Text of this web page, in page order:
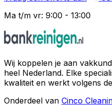
Ma t/m vr: 9:00 - 13:00
Wij koppelen je aan
heel Nederland. Elke
kwaliteit en werkt volgens
Onderdeel van Cinco